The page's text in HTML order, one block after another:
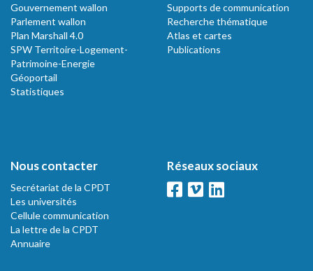
Gouvernement wallon
Parlement wallon
Plan Marshall 4.0
SPW Territoire-Logement-
Patrimoine-Energie
Géoportail
Statistiques
Supports de communication
Recherche thématique
Atlas et cartes
Publications
Nous contacter
Secrétariat de la CPDT
Les universités
Cellule communication
La lettre de la CPDT
Annuaire
Réseaux sociaux